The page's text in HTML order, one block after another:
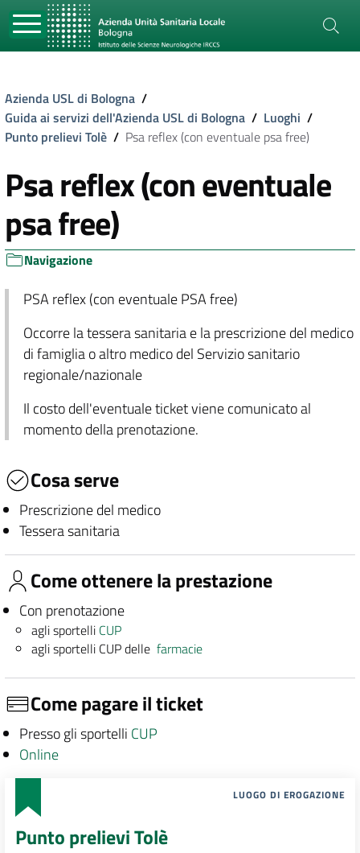
Azienda USL di Bologna /
Guida ai servizi dell'Azienda USL di Bologna / Luoghi /
Punto prelievi Tolè / Psa reflex (con eventuale psa free)
Psa reflex (con eventuale
psa free)
Navigazione
PSA reflex (con eventuale PSA free)
Occorre la tessera sanitaria e la prescrizione del medico
di famiglia o altro medico del Servizio sanitario
regionale/nazionale
Il costo dell'eventuale ticket viene comunicato al
momento della prenotazione.
Cosa serve
Prescrizione del medico
Tessera sanitaria
Come ottenere la prestazione
Con prenotazione
agli sportelli CUP
agli sportelli CUP dellefarmacie
Come pagare il ticket
Presso gli sportelli CUP
Online
LUOGO DI EROGAZIONE
Punto prelievi Tolè